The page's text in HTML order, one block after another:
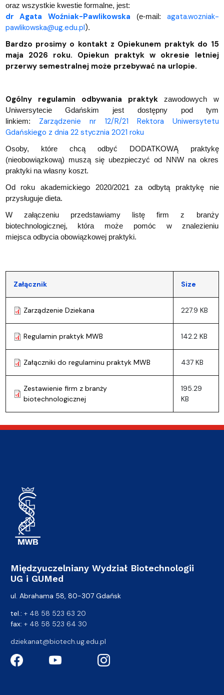
oraz wszystkie kwestie formalne, jest:
dr Agata Woźniak-Pawlikowska (e-mail: agata.wozniak-
pawlikowska@ug.edu.pl).
Bardzo prosimy o kontakt z Opiekunem praktyk do 15
maja 2026 roku. Opiekun praktyk w okresie letniej
przerwy semestralnej może przebywać na urlopie.
Ogólny regulamin odbywania praktyk zawodowych w
Uniwersytecie Gdańskim jest dostępny pod tym
linkiem:
Zarządzenie nr 12/R/21 Rektora Uniwersytetu
Gdańskiego z dnia 22 stycznia 2021 roku
Osoby, które chcą odbyć DODATKOWĄ praktykę
(nieobowiązkową) muszą się ubezpieczyć od NNW na okres
praktyki na własny koszt.
Od roku akademickiego 2020/2021 za odbytą praktykę nie
przysługuje dieta.
W załączeniu przedstawiamy listę firm z branży
biotechnologicznej, która może pomóc w znalezieniu
miejsca odbycia obowiązkowej praktyki.
Załącznik Size
Zarządzenie Dziekana 227.9 KB
Regulamin praktyk MWB 142.2 KB
Załączniki do regulaminu praktyk MWB 437 KB
Zestawienie firm z branży
biotechnologicznej
195.29
KB
Międzyuczelniany Wydział Biotechnologii
UG i GUMed
ul. Abrahama 58, 80-307 Gdańsk
tel.: + 48 58 523 63 20
fax: + 48 58 523 64 30
dziekanat@biotech.ug.edu.pl